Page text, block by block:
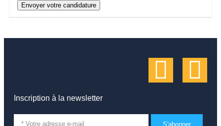
Inscription à la newsletter
S'abonner